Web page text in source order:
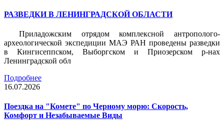
РАЗВЕДКИ В ЛЕНИНГРАДСКОЙ ОБЛАСТИ
Приладожским отрядом комплексной антрополого-
археологической экспедиции МАЭ РАН проведены разведки
в Кингисеппском, Выборгском и Приозерском р-нах
Ленинградской обл
Подробнее
16.07.2026
Поездка на "Комете" по Черному морю: Скорость,
Комфорт и Незабываемые Виды